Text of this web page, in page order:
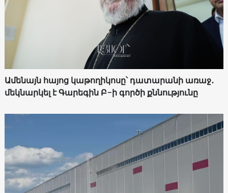
Ամենայն հայոց կաթողիկոսը՝ դատարանի առաջ․
մեկնարկել է Գարեգին Բ-ի գործի քննությունը